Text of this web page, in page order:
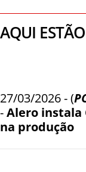
AQUI
27/03/2026 - (
-Alero instala
na produção